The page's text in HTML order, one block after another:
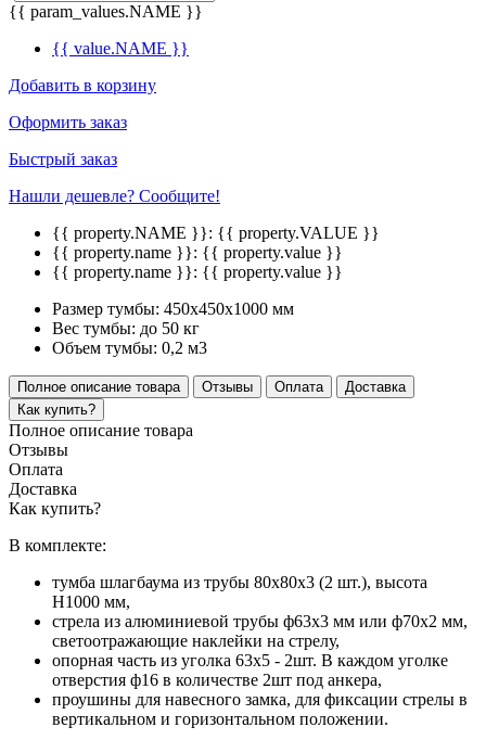
{{ param_values.NAME }}
{{ value.NAME }}
Добавить в корзину
Оформить заказ
Быстрый заказ
Нашли дешевле? Сообщите!
{{ property.NAME }}: {{ property.VALUE }}
{{ property.name }}: {{ property.value }}
{{ property.name }}: {{ property.value }}
Размер тумбы: 450х450х1000 мм
Вес тумбы: до 50 кг
Объем тумбы: 0,2 м3
Полное описание товара Отзывы Оплата
Доставка
Как купить?
Полное описание товара
Отзывы
Оплата
Доставка
Как купить?
В комплекте:
тумба шлагбаума из трубы 80х80х3 (2 шт.), высота
Н1000 мм,
стрела из алюминиевой трубы ф63х3 мм или ф70х2 мм,
светоотражающие наклейки на стрелу,
опорная часть из уголка 63х5 - 2шт. В каждом уголке
отверстия ф16 в количестве 2шт под анкера,
проушины для навесного замка, для фиксации стрелы в
вертикальном и горизонтальном положении.